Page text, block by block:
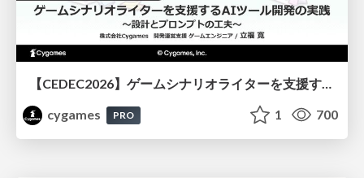
【CEDEC2026】ゲームシナリオライターを支援するAIツール開発の実践 ― 設計とプロンプトの工夫 ―
cygames
PRO 1 700